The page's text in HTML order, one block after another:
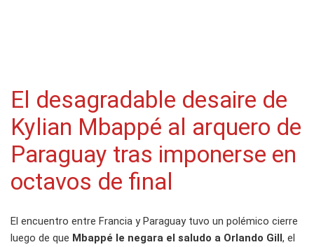
El desagradable desaire de
Kylian Mbappé al arquero de
Paraguay tras imponerse en
octavos de final
El encuentro entre Francia y Paraguay tuvo un polémico cierre
luego de que Mbappé le negara el saludo a Orlando Gill, el